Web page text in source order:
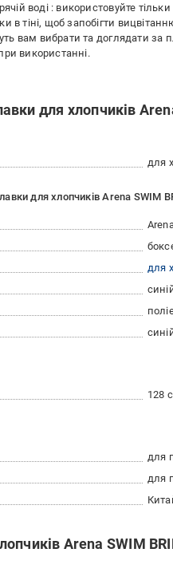
воді : використовуйте
в тіні, щоб запобігти
вам вибрати та доглядати за
використанні.
для хлопчиків
для
для хлопчиків Arena SWIM
для
128
для
для
Arena SWIM